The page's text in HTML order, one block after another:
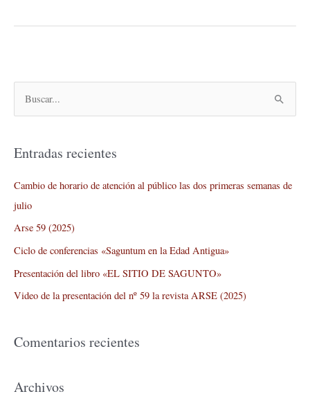
c
a
r
p
Entradas recientes
Cambio de horario de atención al público las dos primeras semanas de
julio
Arse 59 (2025)
Ciclo de conferencias «Saguntum en la Edad Antigua»
Presentación del libro «EL SITIO DE SAGUNTO»
Video de la presentación del nº 59 la revista ARSE (2025)
Comentarios recientes
Archivos